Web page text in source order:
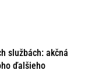
službách: akčná
ďalšieho